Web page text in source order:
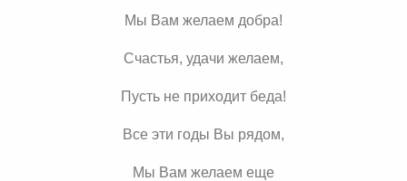
Мы Вам желаем добра!
Счастья, удачи желаем,
Пусть не приходит беда!
Все эти годы Вы рядом,
Мы Вам желаем еще